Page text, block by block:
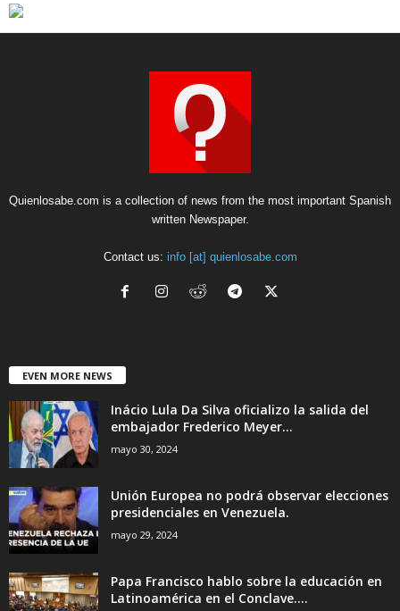
Quienlosabe.com is a collection of news from the most important Spanish
written Newspaper.
Contact us: info [at] quienlosabe.com
EVEN MORE NEWS
Inácio Lula Da Silva oficializo la salida del
embajador Frederico Meyer...
mayo 30, 2024
Unión Europea no podrá observar elecciones
presidenciales en Venezuela.
mayo 29, 2024
Papa Francisco hablo sobre la educación en
Latinoamérica en el Conclave....